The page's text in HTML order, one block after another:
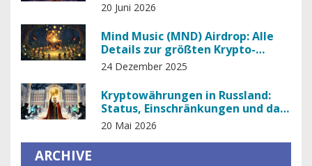
20 Juni 2026
Mind Music (MND) Airdrop: Alle
Details zur größten Krypto-
Musik-Verlosung 2022
24 Dezember 2025
Kryptowährungen in Russland:
Status, Einschränkungen und das
experimentelle Regime 2026
20 Mai 2026
ARCHIVE